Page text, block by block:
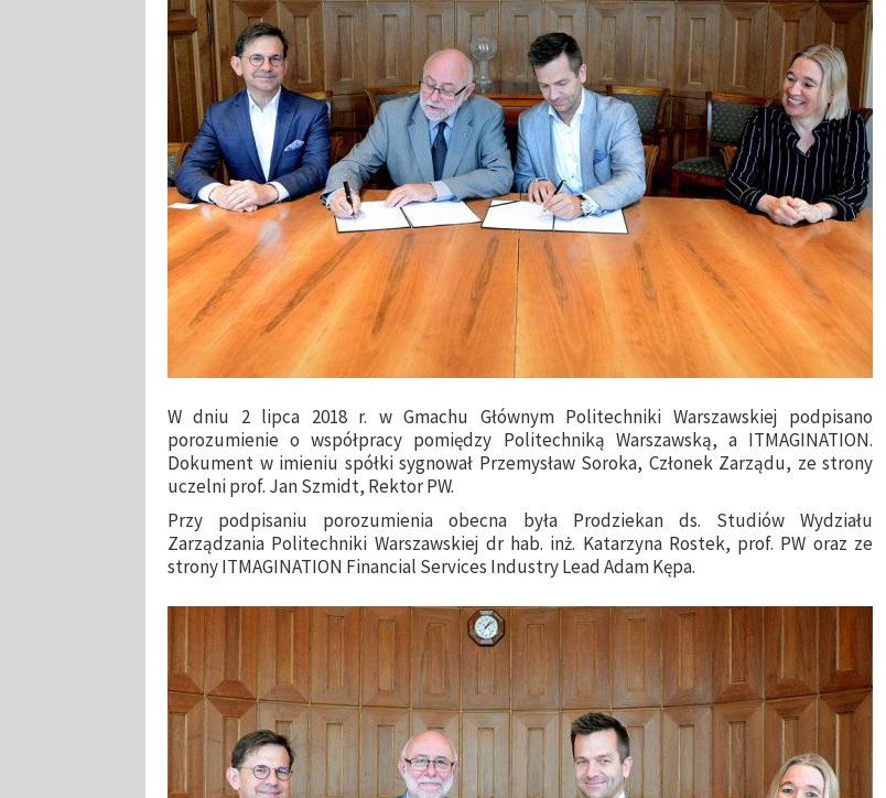
W dniu 2 lipca 2018 r. w Gmachu Głównym Politechniki Warszawskiej podpisano
porozumienie o współpracy pomiędzy Politechniką Warszawską, a ITMAGINATION.
Dokument w imieniu spółki sygnował Przemysław Soroka, Członek Zarządu, ze strony
uczelni prof. Jan Szmidt, Rektor PW.
Przy podpisaniu porozumienia obecna była Prodziekan ds. Studiów Wydziału
Zarządzania Politechniki Warszawskiej dr hab. inż. Katarzyna Rostek, prof. PW oraz ze
strony ITMAGINATION Financial Services Industry Lead Adam Kępa.